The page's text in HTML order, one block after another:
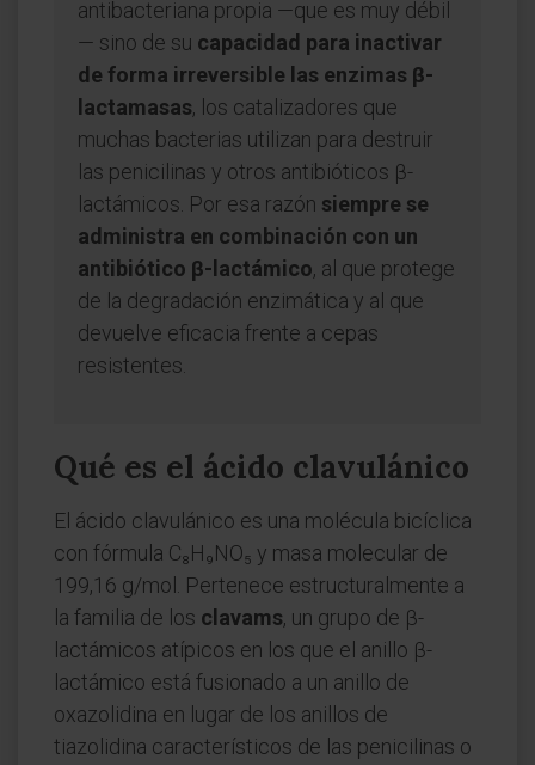
antibacteriana propia —que es muy débil
— sino de su capacidad para inactivar
de forma irreversible las enzimas β-
lactamasas, los catalizadores que
muchas bacterias utilizan para destruir
las penicilinas y otros antibióticos β-
lactámicos. Por esa razón siempre se
administra en combinación con un
antibiótico β-lactámico, al que protege
de la degradación enzimática y al que
devuelve eficacia frente a cepas
resistentes.
Qué es el ácido clavulánico
El ácido clavulánico es una molécula bicíclica
con fórmula C₈H₉NO₅ y masa molecular de
199,16 g/mol. Pertenece estructuralmente a
la familia de los clavams, un grupo de β-
lactámicos atípicos en los que el anillo β-
lactámico está fusionado a un anillo de
oxazolidina en lugar de los anillos de
tiazolidina característicos de las penicilinas o